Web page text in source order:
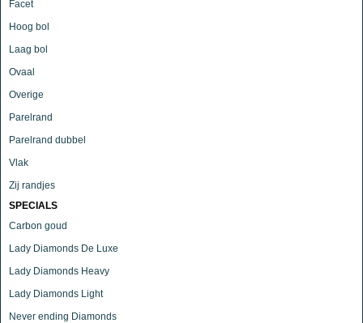
Facet
Hoog bol
Laag bol
Ovaal
Overige
Parelrand
Parelrand dubbel
Vlak
Zij randjes
SPECIALS
Carbon goud
Lady Diamonds De Luxe
Lady Diamonds Heavy
Lady Diamonds Light
Never ending Diamonds